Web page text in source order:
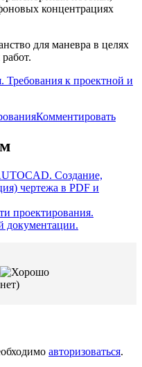
концентрациях
для маневра в целях
Требования к проектной и
Комментировать
Создание,
чертежа в PDF и
проектирования.
документации.
авторизоваться.